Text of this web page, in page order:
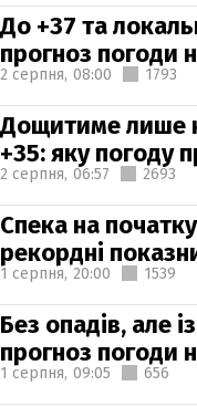
До +37 та
прогноз погоди
2 серпня, 08:00 1793
Дощитиме лише
+35: яку погоду
2 серпня, 06:57 2693
Спека на
рекордні
1 серпня, 20:00 1539
Без опадів, але
прогноз погоди
1 серпня, 09:05 656